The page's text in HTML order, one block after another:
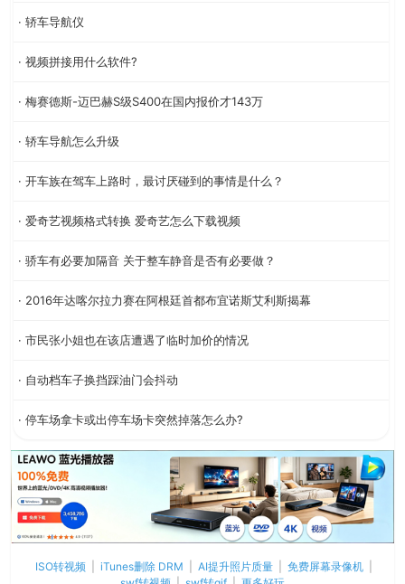
· 轿车导航仪
· 视频拼接用什么软件?
· 梅赛德斯-迈巴赫S级S400在国内报价才143万
· 轿车导航怎么升级
· 开车族在驾车上路时，最讨厌碰到的事情是什么？
· 爱奇艺视频格式转换 爱奇艺怎么下载视频
· 骄车有必要加隔音 关于整车静音是否有必要做？
· 2016年达喀尔拉力赛在阿根廷首都布宜诺斯艾利斯揭幕
· 市民张小姐也在该店遭遇了临时加价的情况
· 自动档车子换挡踩油门会抖动
· 停车场拿卡或出停车场卡突然掉落怎么办?
ISO转视频 iTunes删除 DRM AI提升照片质量 免费屏幕录像机